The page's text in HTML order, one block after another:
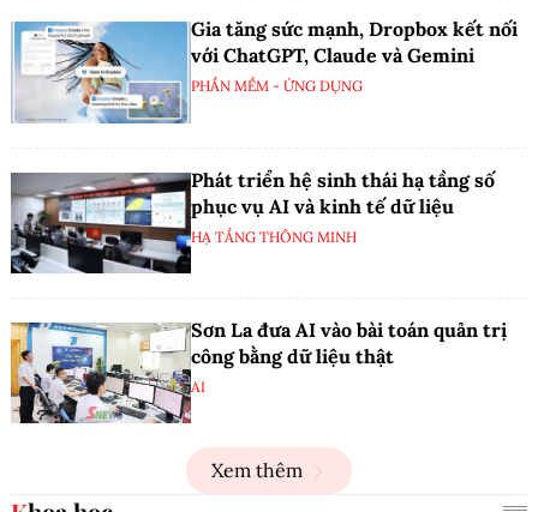
Gia tăng sức mạnh, Dropbox kết nối
với ChatGPT, Claude và Gemini
PHẦN MỀM - ỨNG DỤNG
Phát triển hệ sinh thái hạ tầng số
phục vụ AI và kinh tế dữ liệu
HẠ TẦNG THÔNG MINH
Sơn La đưa AI vào bài toán quản trị
công bằng dữ liệu thật
AI
Xem thêm